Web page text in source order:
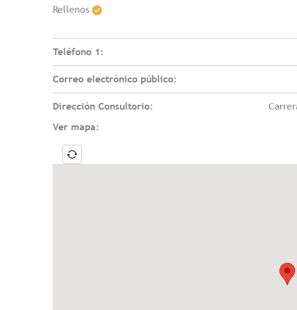
Rellenos
Teléfono 1:
Correo electrónico público:
Dirección Consultorio:
Ver mapa: